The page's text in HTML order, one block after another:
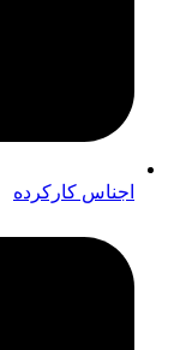
اجناس کارکرده